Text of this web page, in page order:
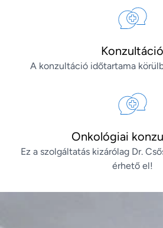
Konzultáció
A konzultáció időtartama
Onkológiai
Ez a szolgáltatás kizárólag Dr.
érhető el!